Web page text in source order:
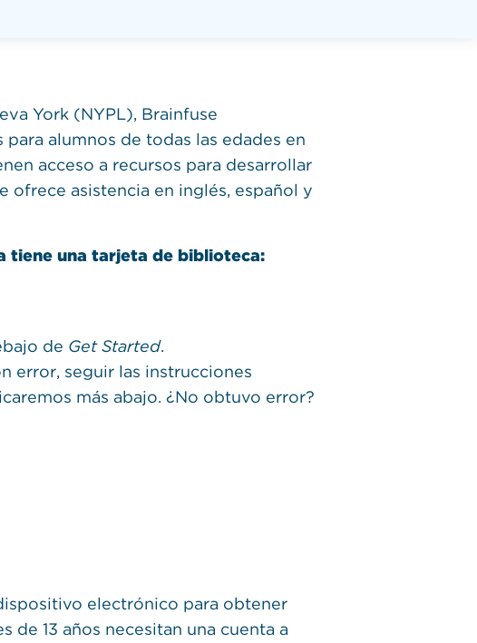
York (NYPL), Brainfuse
alumnos de todas las edades en
acceso a recursos para desarrollar
ofrece asistencia en inglés, español y
tiene una tarjeta de biblioteca:
de Get Started.
error, seguir las instrucciones
más abajo. ¿No obtuvo error?
electrónico para obtener
de 13 años necesitan una cuenta a